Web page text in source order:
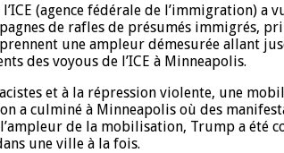
l’ICE (agence fédérale de l’immigration)
de rafles de présumés immigrés,
une ampleur démesurée allant
des voyous de l’ICE à Minneapolis.
et à la répression violente, une
a culminé à Minneapolis où des
l’ampleur de la mobilisation, Trump a
une ville à la fois.